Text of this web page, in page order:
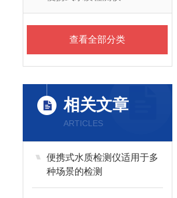
查看全部分类
相关文章
ARTICLES
便携式水质检测仪适用于多
种场景的检测